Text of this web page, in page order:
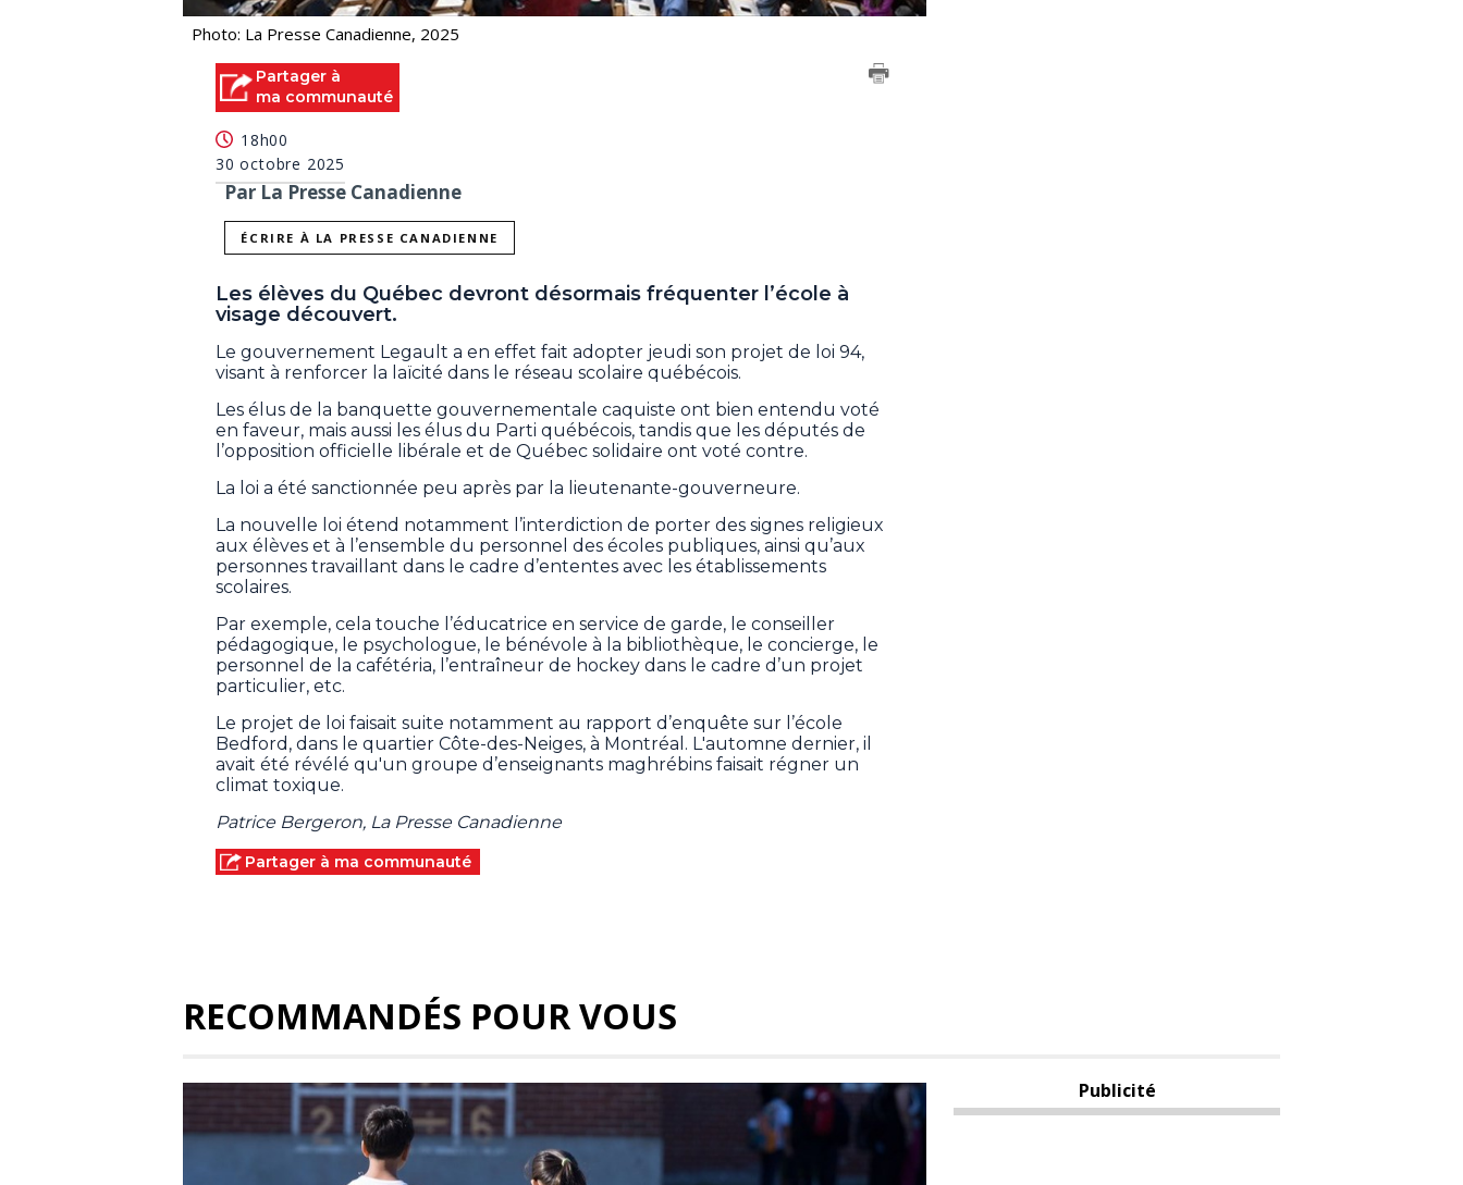
Photo: La Presse Canadienne, 2025
Partager à
ma communauté
18h00
30 octobre 2025
Par La Presse Canadienne
ÉCRIRE À LA PRESSE CANADIENNE
Les élèves du Québec devront désormais fréquenter l’école à
visage découvert.
Le gouvernement Legault a en effet fait adopter jeudi son projet de loi 94,
visant à renforcer la laïcité dans le réseau scolaire québécois.
Les élus de la banquette gouvernementale caquiste ont bien entendu voté
en faveur, mais aussi les élus du Parti québécois, tandis que les députés de
l’opposition officielle libérale et de Québec solidaire ont voté contre.
La loi a été sanctionnée peu après par la lieutenante-gouverneure.
La nouvelle loi étend notamment l’interdiction de porter des signes religieux
aux élèves et à l’ensemble du personnel des écoles publiques, ainsi qu’aux
personnes travaillant dans le cadre d’ententes avec les établissements
scolaires.
Par exemple, cela touche l’éducatrice en service de garde, le conseiller
pédagogique, le psychologue, le bénévole à la bibliothèque, le concierge, le
personnel de la cafétéria, l’entraîneur de hockey dans le cadre d’un projet
particulier, etc.
Le projet de loi faisait suite notamment au rapport d’enquête sur l’école
Bedford, dans le quartier Côte-des-Neiges, à Montréal. L'automne dernier, il
avait été révélé qu'un groupe d’enseignants maghrébins faisait régner un
climat toxique.
Patrice Bergeron, La Presse Canadienne
Partager à ma communauté
RECOMMANDÉS POUR VOUS
Publicité